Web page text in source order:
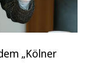
„Kölner